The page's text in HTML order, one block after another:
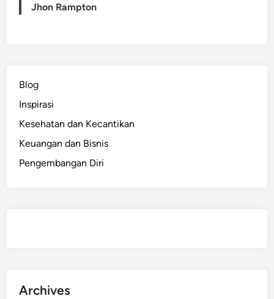
Jhon Rampton
Blog
Inspirasi
Kesehatan dan Kecantikan
Keuangan dan Bisnis
Pengembangan Diri
Archives